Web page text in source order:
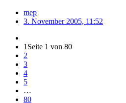
mep
3. November 2005, 11:52
1 Seite 1 von 80
2
3
4
5
…
80